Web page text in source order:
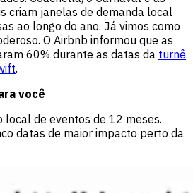
criam janelas de demanda local
ao longo do ano. Já vimos como
O Airbnb informou que as
60% durante as datas da turnê
.
você
local de eventos de 12 meses.
datas de maior impacto perto da